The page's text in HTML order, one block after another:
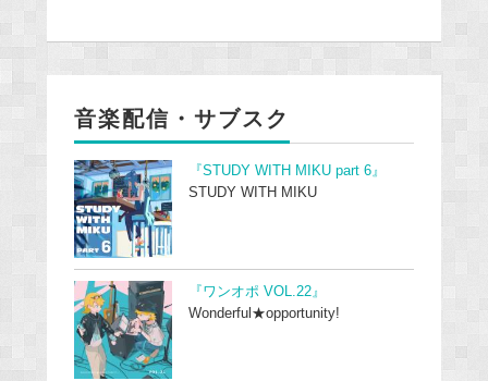
音楽配信・サブスク
『STUDY WITH MIKU part 6』
STUDY WITH MIKU
『ワンオポ VOL.22』
Wonderful★opportunity!